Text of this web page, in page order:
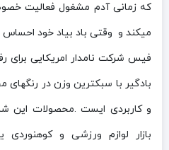
که زمانی آدم مشغول فعالیت
میکند و وقتی باد بیاد خود
فیس شرکت نامدار امریکایی
بادگیر با سبکترین وزن در رنگهای
و کاربردی ایست .محصولات این
بازار لوازم ورزشی و